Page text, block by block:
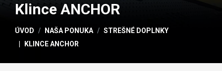
Klince ANCHOR
ÚVOD NAŠA PONUKA
STREŠNÉ DOPLNKY
KLINCE ANCHOR